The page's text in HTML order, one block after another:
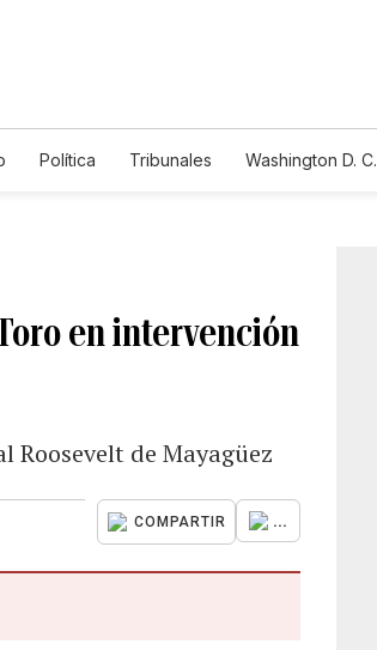
Política Tribunales Washington D. C.
en intervención
Roosevelt de Mayagüez
COMPARTIR ...